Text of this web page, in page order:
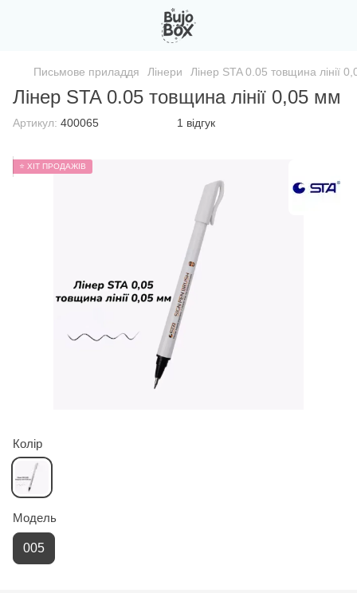
Письмове приладдя Лінери Лінер STA 0.05 товщина лінії
Лінер STA 0.05 товщина лінії 0,05 мм
Артикул: 400065 1 відгук
⭐ ХІТ ПРОДАЖІВ
Колір
Модель
005